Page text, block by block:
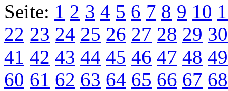
Seite: 1 2 3 4 5 6 7 8 9 10
22 23 24 25 26 27 28 29 30
41 42 43 44 45 46 47 48 49
60 61 62 63 64 65 66 67 68